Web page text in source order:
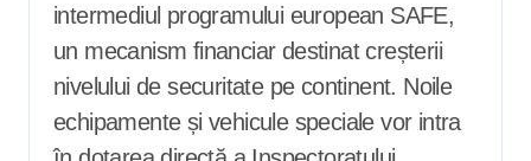
intermediul programului european SAFE,
un mecanism financiar destinat creșterii
nivelului de securitate pe continent. Noile
echipamente și vehicule speciale vor intra